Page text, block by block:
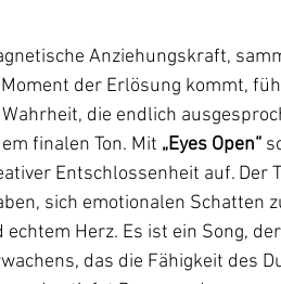
Anziehungskraft,
der Erlösung kommt,
die endlich
finalen Ton. Mit „Eyes Open“
Entschlossenheit auf. Der
sich emotionalen Schatten
Herz. Es ist ein Song,
das die Fähigkeit des